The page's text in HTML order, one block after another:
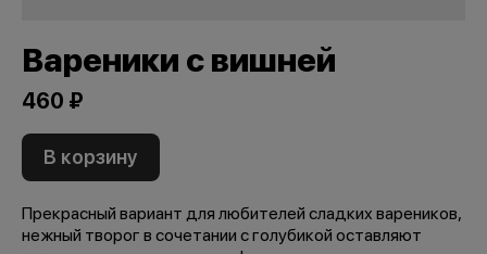
Вареники с вишней
460 ₽
В корзину
Прекрасный вариант для любителей сладких вареников,
нежный творог в сочетании с голубикой оставляют